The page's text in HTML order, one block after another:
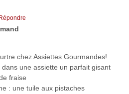
Répondre
chez Assiettes Gourmandes!
une assiette un parfait gisant
fraise
: une tuile aux pistaches